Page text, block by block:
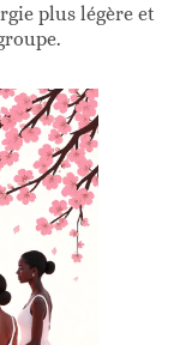
plus légère et